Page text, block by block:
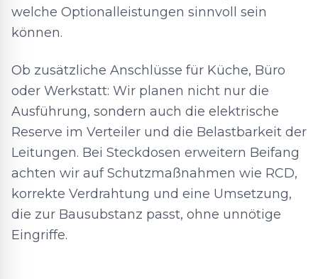
welche Optionalleistungen sinnvoll sein
können.
Ob zusätzliche Anschlüsse für Küche, Büro
oder Werkstatt: Wir planen nicht nur die
Ausführung, sondern auch die elektrische
Reserve im Verteiler und die Belastbarkeit der
Leitungen. Bei Steckdosen erweitern Beifang
achten wir auf Schutzmaßnahmen wie RCD,
korrekte Verdrahtung und eine Umsetzung,
die zur Bausubstanz passt, ohne unnötige
Eingriffe.